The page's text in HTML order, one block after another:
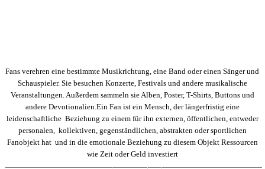
Fans verehren eine bestimmte Musikrichtung, eine Band oder einen Sänger und
Schauspieler. Sie besuchen Konzerte, Festivals und andere musikalische
Veranstaltungen. Außerdem sammeln sie Alben, Poster, T-Shirts, Buttons und
andere Devotionalien.Ein Fan ist ein Mensch, der längerfristig eine
leidenschaftliche Beziehung zu einem für ihn externen, öffentlichen, entweder
personalen, kollektiven, gegenständlichen, abstrakten oder sportlichen
Fanobjekt hat und in die emotionale Beziehung zu diesem Objekt Ressourcen
wie Zeit oder Geld investiert